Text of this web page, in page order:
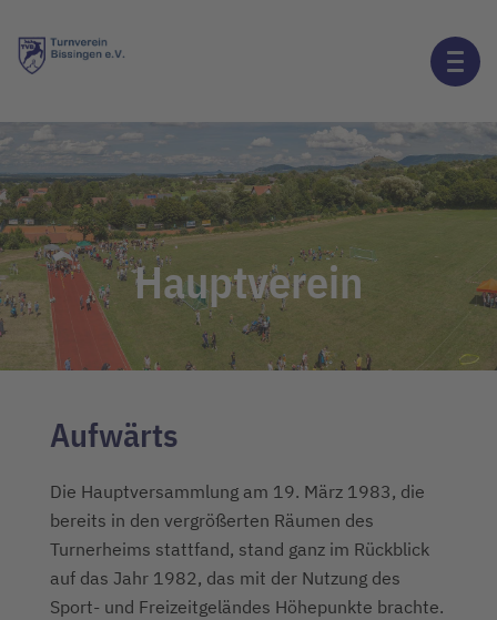
Hauptverein
Aufwärts
Die Hauptversammlung am 19. März 1983, die
bereits in den vergrößerten Räumen des
Turnerheims stattfand, stand ganz im Rückblick
auf das Jahr 1982, das mit der Nutzung des
Sport- und Freizeitgeländes Höhepunkte brachte.